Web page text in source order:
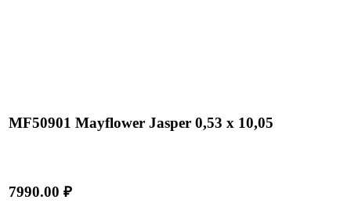
MF50901 Mayflower Jasper 0,53 x 10,05
7990.00 ₽